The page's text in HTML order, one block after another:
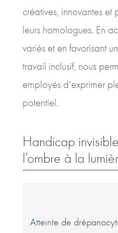
créatives, innovantes et
leurs homologues. En
variés et en favorisant
travail inclusif, nous
employés d'exprimer
potentiel.
Handicap
l’ombre à la
Atteinte de